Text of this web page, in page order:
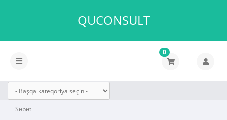
QUCONSULT
Naviqasiyaya
0
Səbət